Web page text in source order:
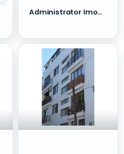
Administrator Imobile Atestat in SECTORUL 1